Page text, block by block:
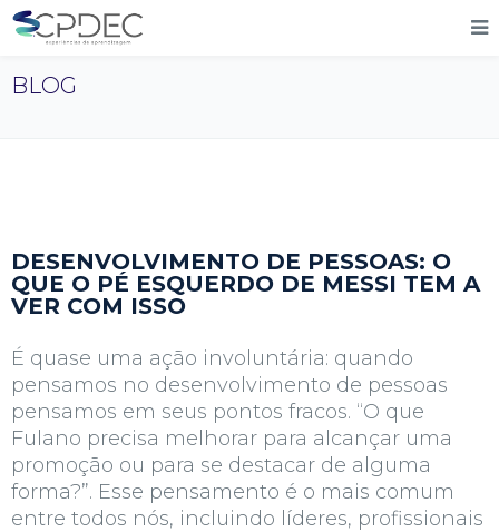
BLOG
DESENVOLVIMENTO DE PESSOAS: O
QUE O PÉ ESQUERDO DE MESSI TEM A
VER COM ISSO
É quase uma ação involuntária: quando
pensamos no desenvolvimento de pessoas
pensamos em seus pontos fracos. “O que
Fulano precisa melhorar para alcançar uma
promoção ou para se destacar de alguma
forma?”. Esse pensamento é o mais comum
entre todos nós, incluindo líderes, profissionais